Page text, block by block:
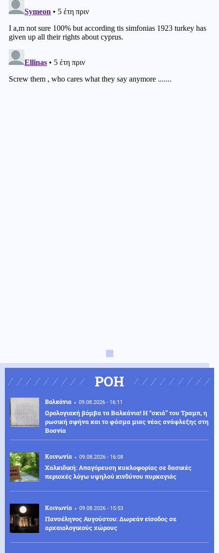
ΡΟΗ
Βαλκάνια 09.08.2026 - 16:11
Ωρολογιακή βόμβα τα Βαλκάνια! Η “σκιά” του Τραμπ, η
ρωσική σφήνα και το φάσμα μιας νέας ανάφλεξης στη
Βοσνία
Κοινωνία 09.08.2026 - 16:08
Χαλκιδική: Απαγόρευση κυκλοφορίας σε δασικές
περιοχές λόγω υψηλού κινδύνου πυρκαγιάς
Κοινωνία 09.08.2026 - 15:53
Πανσέληνος Αυγούστου: Δωρεάν είσοδος σε
αρχαιολογικούς χώρους